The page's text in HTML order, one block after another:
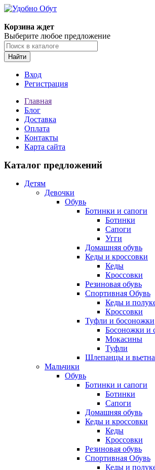
Корзина ждет
Выберите любое предложение
Найти
Вход
Регистрация
Главная
Блог
Доставка
Оплата
Контакты
Карта сайта
Каталог предложений
Детям
Девочки
Обувь
Ботинки и сапоги
Ботинки
Сапоги
Угги
Домашняя обувь
Кеды и кроссовки
Кеды
Кроссовки
Резиновая обувь
Спортивная Обувь
Кеды и
Кроссовки
Туфли и босоножки
Босоножки и
Мокасины
Туфли
Шлепанцы и
Мальчики
Обувь
Ботинки и сапоги
Ботинки
Сапоги
Домашняя обувь
Кеды и кроссовки
Кеды
Кроссовки
Резиновая обувь
Спортивная Обувь
Кеды и